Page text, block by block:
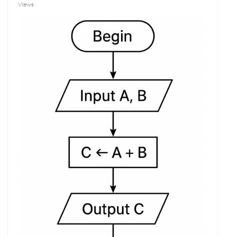
Views